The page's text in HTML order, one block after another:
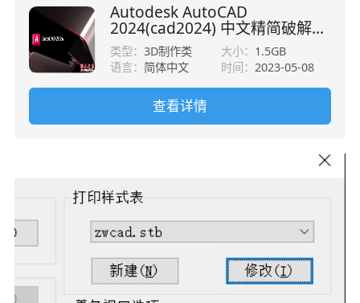
Autodesk AutoCAD
2024(cad2024) 中文精简破解版
(附补丁)
类型：3D制作类 大小： 1.5GB
语言： 简体中文 时间： 2023-05-08
查看详情